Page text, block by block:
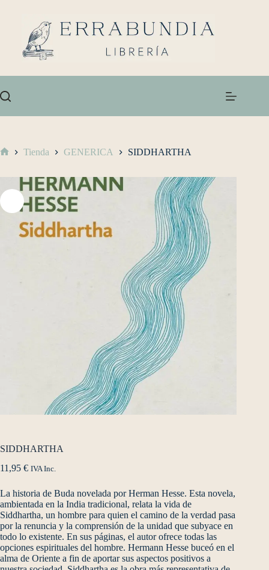
Tienda GENERICA SIDDHARTHA
SIDDHARTHA
11,95 € IVA Inc.
La historia de Buda novelada por Herman Hesse. Esta novela,
ambientada en la India tradicional, relata la vida de
Siddhartha, un hombre para quien el camino de la verdad pasa
por la renuncia y la comprensión de la unidad que subyace en
todo lo existente. En sus páginas, el autor ofrece todas las
opciones espirituales del hombre. Hermann Hesse buceó en el
alma de Oriente a fin de aportar sus aspectos positivos a